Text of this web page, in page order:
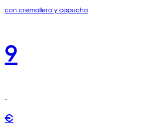
con cremallera y capucha
9
€